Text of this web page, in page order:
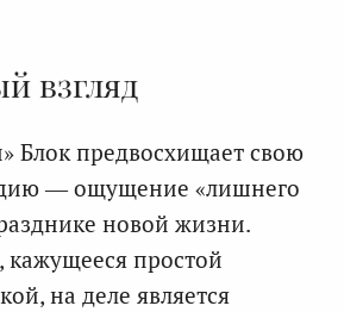
взгляд
Блок предвосхищает свою
— ощущение «лишнего
новой жизни.
кажущееся простой
на деле является